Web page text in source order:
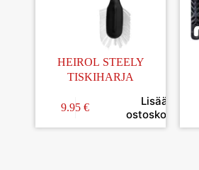
HEIROL STEELY
TISKIHARJA
9.95 €
Lisää
ostoskoriin